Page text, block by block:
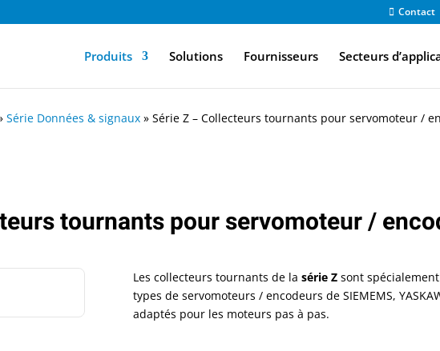
Contact
Produits Solutions Fournisseurs Secteurs
Série Données & signaux » Série Z – Collecteurs tournants pour servomoteur /
tournants pour servomoteur /
Les collecteurs tournants de la série Zsont
types de servomoteurs / encodeurs de SIEMEMS,
adaptés pour les moteurs pas à pas.